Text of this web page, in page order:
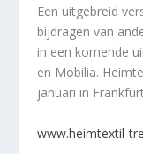
Een uitgebreid
bijdragen van
in een komende
en Mobilia.
januari in
www.heimtextil-